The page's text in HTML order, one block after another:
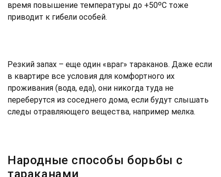
время повышение температуры до +50ᵒС тоже
приводит к гибели особей.
Резкий запах – еще один «враг» тараканов. Даже если
в квартире все условия для комфортного их
проживания (вода, еда), они никогда туда не
переберутся из соседнего дома, если будут слышать
следы отравляющего вещества, например мелка.
Народные способы борьбы с
тараканами